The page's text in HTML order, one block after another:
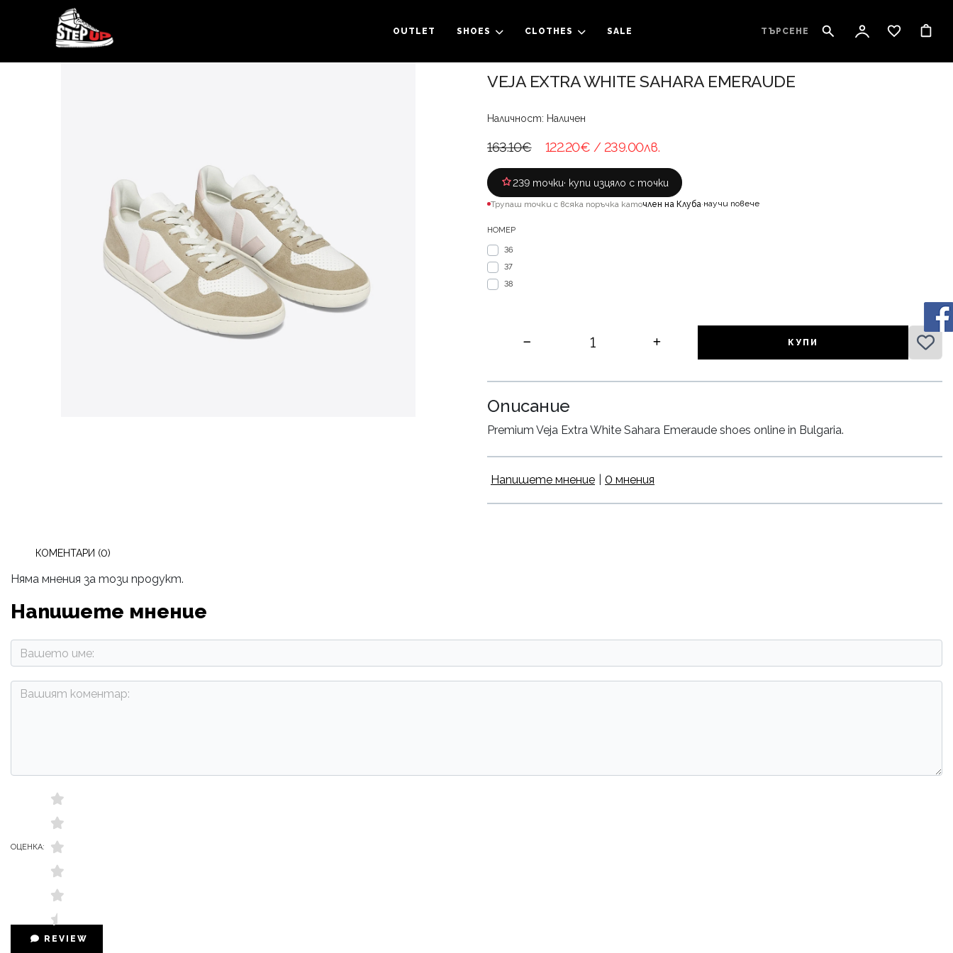
ТЪРСЕНЕ
OUTLET SHOES CLOTHES SALE
VEJA EXTRA WHITE SAHARA EMERAUDE
Наличност: Наличен
163.10€ 122.20€ / 239.00лв.
239 точки· купи изцяло с точки
Трупаш точки с всяка поръчка каточлен на Клуба·научи повече
НОМЕР
36
37
38
КУПИ
Описание
Premium Veja Extra White Sahara Emeraude shoes online in Bulgaria.
Напишете мнение 0 мнения
КОМЕНТАРИ (0)
Няма мнения за този продукт.
Напишете мнение
ОЦЕНКА:
REVIEW